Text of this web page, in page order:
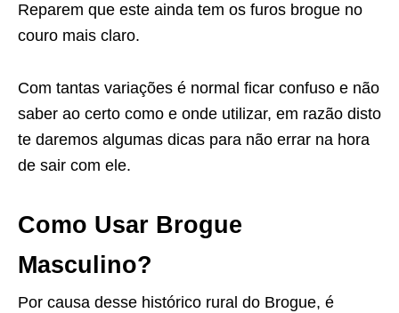
Reparem que este ainda tem os furos brogue no
couro mais claro.
Com tantas variações é normal ficar confuso e não
saber ao certo como e onde utilizar, em razão disto
te daremos algumas dicas para não errar na hora
de sair com ele.
Como Usar Brogue
Masculino?
Por causa desse histórico rural do Brogue, é